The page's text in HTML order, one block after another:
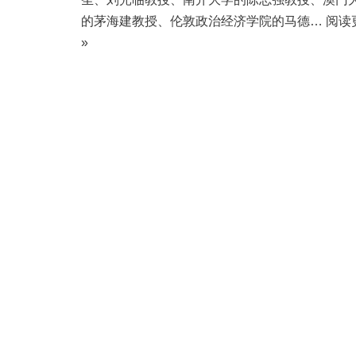
的茅海建教授、伦敦政治经济学院的马德… 阅读
»